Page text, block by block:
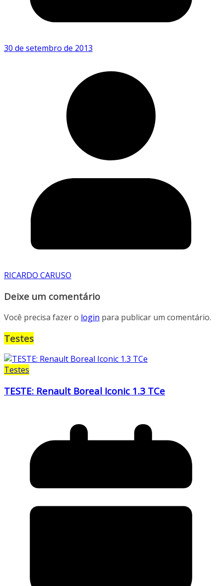
30 de setembro de 2013
RICARDO CARUSO
Deixe um comentário
Você precisa fazer o login para publicar um comentário.
Testes
Testes
TESTE: Renault Boreal Iconic 1.3 TCe